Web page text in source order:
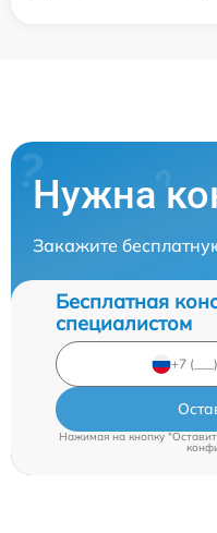
Нужна
Закажите
Бесплатная
специалистом
Нажимая на кнопку